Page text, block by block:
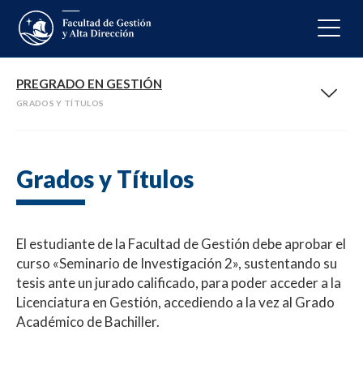
PREGRADO EN GESTIÓN
GRADOS Y TÍTULOS
Grados y Títulos
El estudiante de la Facultad de Gestión debe aprobar el
curso «Seminario de Investigación 2», sustentando su
tesis ante un jurado calificado, para poder acceder a la
Licenciatura en Gestión, accediendo a la vez al Grado
Académico de Bachiller.